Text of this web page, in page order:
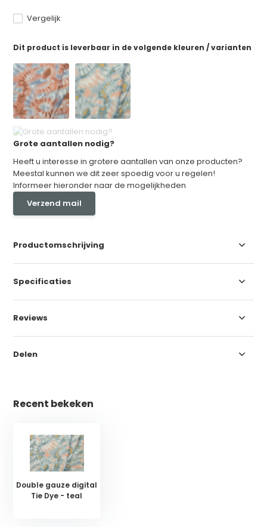
Vergelijk
Dit product is leverbaar in de volgende kleuren / varianten
Grote aantallen nodig?
Heeft u interesse in grotere aantallen van onze producten?
Meestal kunnen we dit zeer spoedig voor u regelen!
Informeer hieronder naar de mogelijkheden
Verzend mail
Productomschrijving
Specificaties
Reviews
Delen
Recent bekeken
Double gauze digital
Tie Dye - teal